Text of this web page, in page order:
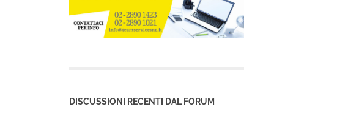
DISCUSSIONI RECENTI DAL FORUM